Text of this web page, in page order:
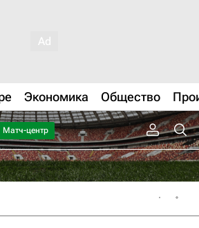
Экономика Общество
Матч-центр